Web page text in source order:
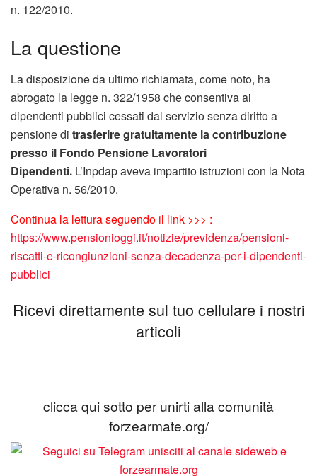
n. 122/2010.
La questione
La disposizione da ultimo richiamata, come noto, ha
abrogato la legge n. 322/1958 che consentiva ai
dipendenti pubblici cessati dal servizio senza diritto a
pensione di trasferire gratuitamente la contribuzione
presso il Fondo Pensione Lavoratori
Dipendenti. L’Inpdap aveva impartito istruzioni con la Nota
Operativa n. 56/2010.
Continua la lettura seguendo il link >>> :
https://www.pensionioggi.it/notizie/previdenza/pensioni-
riscatti-e-ricongiunzioni-senza-decadenza-per-i-dipendenti-
pubblici
Ricevi direttamente sul tuo cellulare i nostri
articoli
clicca qui sotto per unirti alla comunità
forzearmate.org/